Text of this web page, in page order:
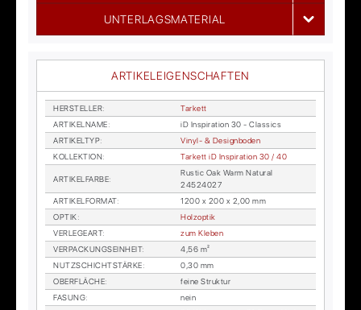
UNTERLAGSMATERIAL
ARTIKELEIGENSCHAFTEN
HER­STEL­LER:
Tar­kett
AR­TI­KEL­NA­ME:
iD In­spi­ra­ti­on 30 - Clas­sics
AR­TI­KEL­TYP:
Vi­nyl- & De­sign­bo­den
KOL­LEK­TI­ON: Tar­kett iD In­spi­ra­ti­on 30 / 40
AR­TI­KEL­FAR­BE:
Rustic Oak Warm Na­tu­ral
24524027
AR­TI­KEL­FOR­MAT:
1200 x 200 x 2,00 mm
OP­TIK:
Holz­op­tik
VER­LE­GE­ART:
zum Kle­ben
VER­PA­CKUNGS­EIN­HEIT:
4,56 m²
NUTZ­SCHICHT­STÄR­KE:
0,30 mm
OBER­FLÄ­CHE:
fei­ne Struk­tur
FA­SUNG: nein